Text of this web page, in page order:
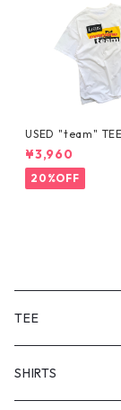
USED "team" TEE
¥3,960
20%OFF
TEE
SHORT SLEEVE
SHIRTS